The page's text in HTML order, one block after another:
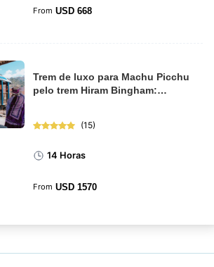
From USD 668
Trem de luxo para Machu Picchu
pelo trem Hiram Bingham:
(15)
14 Horas
From USD 1570